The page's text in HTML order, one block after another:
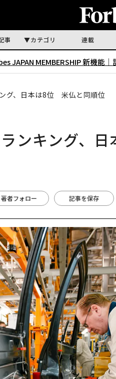
事 カテゴリ 連載
JAPAN MEMBERSHIP 新機能｜
グ、日本は8位 米仏と同順位
ランキング、
著者フォロー 記事を保存